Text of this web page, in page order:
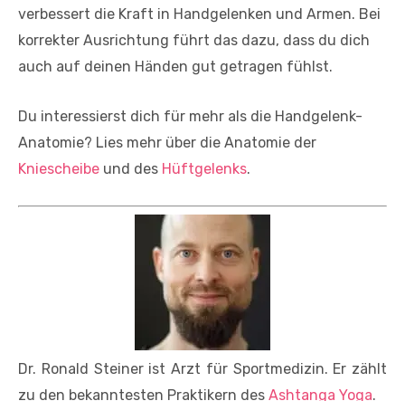
verbessert die Kraft in Handgelenken und Armen. Bei
korrekter Ausrichtung führt das dazu, dass du dich
auch auf deinen Händen gut getragen fühlst.
Du interessierst dich für mehr als die Handgelenk-
Anatomie? Lies mehr über die Anatomie der
Kniescheibe und des Hüftgelenks.
Dr. Ronald Steiner ist Arzt für Sportmedizin. Er zählt
zu den bekanntesten Praktikern des Ashtanga Yoga.